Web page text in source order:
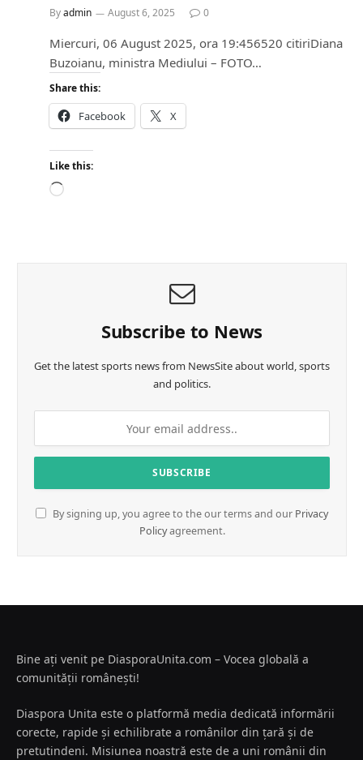
Byadmin August 6, 2025 0
Miercuri, 06 August 2025, ora 19:456520 citiriDiana
Buzoianu, ministra Mediului – FOTO…
Share this:
Facebook X
Like this:
L
Subscribe to News
Get the latest sports news from NewsSite about world, sports
and politics.
By signing up, you agree to the our terms and our Privacy
Policyagreement.
Bine ați venit pe DiasporaUnita.com – Vocea globală a
comunității românești!
Diaspora Unita este o platformă media dedicată informării
corecte, rapide și echilibrate a românilor din țară și de
pretutindeni. Misiunea noastră este de a uni românii din